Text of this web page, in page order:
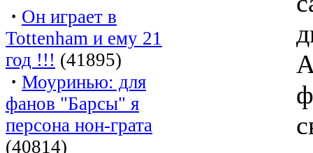
· Он играет в
Tottenham и ему 21
год !!! (41895)
· Моуринью: для
фанов "Барсы" я
персона нон-грата
(40814)